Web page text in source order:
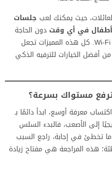
حيث يمكنك لعب جلسات
في أي وقت دون الحاجة
لضبط إعدادات الشبكة أو البحث عن Wi‑Fi. كل هذه المميزات تجعل
من أفضل الخيارات للترفيه الذكي
مستواك بسرعة؟
معرفة أوسع، ابدأ دائمًا بـ
إلى الأصعب، فالبدء السلس
تخطئ في إجابة، راجع السبب
هذه المراجعة هي مفتاح زيادة